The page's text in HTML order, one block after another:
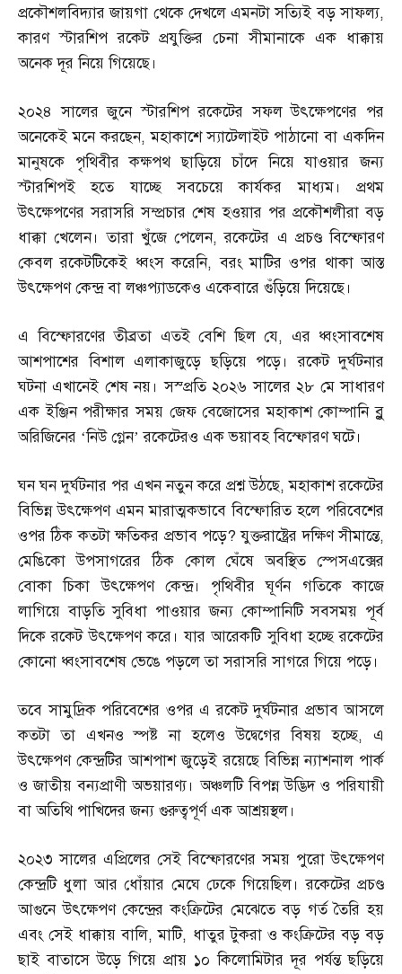
প্রকৌশলবিদ্যার জায়গা থেকে দেখলে এমনটা সত্যিই বড় সাফল্য,
কারণ স্টারশিপ রকেট প্রযুক্তির চেনা সীমানাকে এক ধাক্কায়
অনেক দূর নিয়ে গিয়েছে।
২০২৪ সালের জুনে স্টারশিপ রকেটের সফল উৎক্ষেপণের পর
অনেকেই মনে করছেন,মহাকাশে স্যাটেলাইট পাঠানো বা একদিন
মানুষকে পৃথিবীর কক্ষপথ ছাড়িয়ে চাঁদে নিয়ে যাওয়ার জন্য
স্টারশিপই হতে যাচ্ছে সবচেয়ে কার্যকর মাধ্যম। প্রথম
উৎক্ষেপণের সরাসরি সম্প্রচার শেষ হওয়ার পর প্রকৌশলীরা বড়
ধাক্কা খেলেন। তারা খুঁজে পেলেন,রকেটের এ প্রচণ্ড বিস্ফোরণ
কেবল রকেটটিকেই ধ্বংস করেনি,বরং মাটির ওপর থাকা আস্ত
উৎক্ষেপণ কেন্দ্র বা লঞ্চপ্যাডকেও একেবারে গুঁড়িয়ে দিয়েছে।
এ বিস্ফোরণের তীব্রতা এতই বেশি ছিল যে, এর ধ্বংসাবশেষ
আশপাশের বিশাল এলাকাজুড়ে ছড়িয়ে পড়ে। রকেট দুর্ঘটনার
ঘটনা এখানেই শেষ নয়। সস্প্রতি ২০২৬ সালের ২৮ মে সাধারণ
এক ইঞ্জিন পরীক্ষার সময় জেফ বেজোসের মহাকাশ কোম্পানি ব্লু
অরিজিনের ‘নিউ গ্লেন’ রকেটেরও এক ভয়াবহ বিস্ফোরণ ঘটে।
ঘন ঘন দুর্ঘটনার পর এখন নতুন করে প্রশ্ন উঠছে,মহাকাশ রকেটের
বিভিন্ন উৎক্ষেপণ এমন মারাত্মকভাবে বিস্ফোরিত হলে পরিবেশের
ওপর ঠিক কতটা ক্ষতিকর প্রভাব পড়ে?যুক্তরাষ্ট্রের দক্ষিণ সীমান্তে,
মেঙিকো উপসাগরের ঠিক কোল ঘেঁষে অবস্থিত স্পেসএক্সের
বোকা চিকা উৎক্ষেপণ কেন্দ্র। পৃথিবীর ঘূর্ণন গতিকে কাজে
লাগিয়ে বাড়তি সুবিধা পাওয়ার জন্য কোম্পানিটি সবসময় পূর্ব
দিকে রকেট উৎক্ষেপণ করে। যার আরেকটি সুবিধা হচ্ছে রকেটের
কোনো ধ্বংসাবশেষ ভেঙে পড়লে তা সরাসরি সাগরে গিয়ে পড়ে।
তবে সামুদ্রিক পরিবেশের ওপর এ রকেট দুর্ঘটনার প্রভাব আসলে
কতটা তা এখনও স্পষ্ট না হলেও উদ্বেগের বিষয় হচ্ছে,এ
উৎক্ষেপণ কেন্দ্রটির আশপাশ জুড়েই রয়েছে বিভিন্ন ন্যাশনাল পার্ক
ও জাতীয় বন্যপ্রাণী অভয়ারণ্য। অঞ্চলটি বিপন্ন উদ্ভিদ ও পরিযায়ী
বা অতিথি পাখিদের জন্য গুরুত্বপূর্ণ এক আশ্রয়স্থল।
২০২৩ সালের এপ্রিলের সেই বিস্ফোরণের সময় পুরো উৎক্ষেপণ
কেন্দ্রটি ধুলা আর ধোঁয়ার মেঘে ঢেকে গিয়েছিল। রকেটের প্রচণ্ড
আগুনে উৎক্ষেপণ কেন্দ্রের কংক্রিটের মেঝেতে বড় গর্ত তৈরি হয়
এবং সেই ধাক্কায় বালি,মাটি, ধাতুর টুকরা ও কংক্রিটের বড় বড়
ছাই বাতাসে উড়ে গিয়ে প্রায় ১০ কিলোমিটার দূর পর্যন্ত ছড়িয়ে